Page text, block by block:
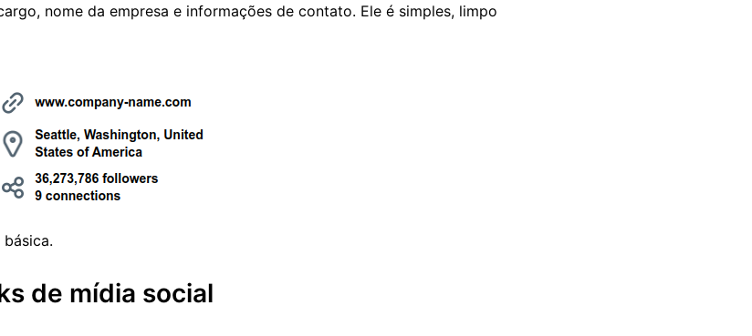
nome da empresa e informações de contato. Ele é simples, limpo
de mídia social